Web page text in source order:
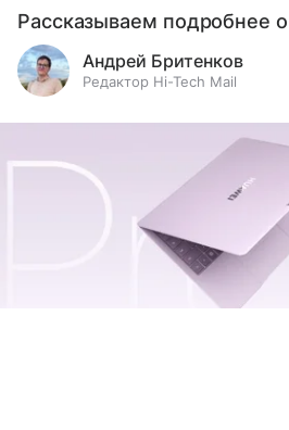
Рассказываем подробнее
Андрей Бритенков
Редактор Hi-Tech Mail